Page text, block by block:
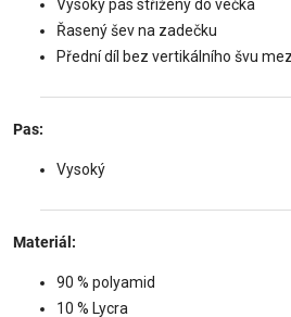
Vysoký pas střižený do véčka
Řasený šev na zadečku
Přední díl bez vertikálního švu
Pas:
Vysoký
Materiál:
90 % polyamid
10 % Lycra